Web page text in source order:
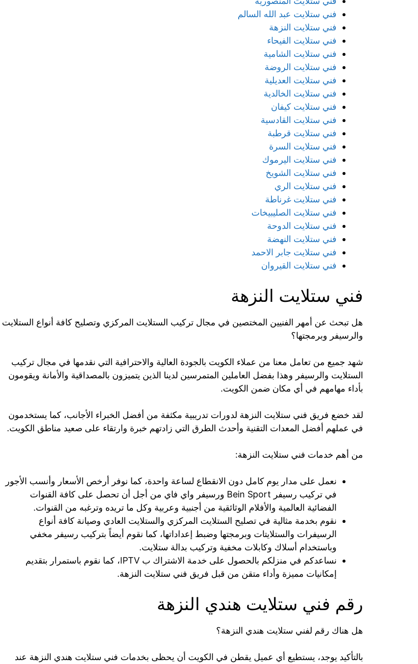
فني ستلايت عبد الله السالم
فني ستلايت النزهة
فني ستلايت الفيحاء
فني ستلايت الشامية
فني ستلايت الروضة
فني ستلايت العديلية
فني ستلايت الخالدية
فني ستلايت كيفان
فني ستلايت القادسية
فني ستلايت قرطبة
فني ستلايت السرة
فني ستلايت اليرموك
فني ستلايت الشويخ
فني ستلايت الري
فني ستلايت غرناطة
فني ستلايت الصليبيخات
فني ستلايت الدوحة
فني ستلايت النهضة
فني ستلايت جابر الاحمد
فني ستلايت القيروان
فني ستلايت النزهة
هل تبحث عن أمهر الفنيين المختصين في مجال تركيب الستلايت المركزي وتصليح كافة أنواع الستلايت
والرسيفر وبرمجتها؟
شهد جميع من تعامل معنا من عملاء الكويت بالجودة العالية والاحترافية التي نقدمها في مجال تركيب
الستلايت والرسيفر وهذا بفضل العاملين المتمرسين لدينا الذين يتميزون بالمصداقية والأمانة ويقومون
بأداء مهامهم في أي مكان ضمن الكويت.
لقد خضع فريق فني ستلايت النزهة لدورات تدريبية مكثفة من أفضل الخبراء الأجانب، كما يستخدمون
في عملهم أفضل المعدات التقنية وأحدث الطرق التي زادتهم خبرة وارتقاء على صعيد مناطق الكويت.
من أهم خدمات فني ستلايت النزهة:
نعمل على مدار يوم كامل دون الانقطاع لساعة واحدة، كما نوفر أرخص الأسعار وأنسب الأجور
في تركيب رسيفر Bein Sport ورسيفر واي فاي من أجل أن تحصل على كافة القنوات
الفضائية العالمية والأفلام الوثائقية من أجنبية وعربية وكل ما تريده وترغبه من القنوات.
نقوم بخدمة مثالية في تصليح الستلايت المركزي والستلايت العادي وصيانة كافة أنواع
الرسيفرات والستلايتات وبرمجتها وضبط إعداداتها، كما نقوم أيضاً بتركيب رسيفر مخفي
وباستخدام أسلاك وكابلات مخفية وتركيب بدالة ستلايت.
نساعدكم في منزلكم بالحصول على خدمة الاشتراك ب IPTV، كما نقوم باستمرار بتقديم
إمكانيات مميزة وأداء متقن من قبل فريق فني ستلايت النزهة.
رقم فني ستلايت هندي النزهة
هل هناك رقم لفني ستلايت هندي النزهة؟
بالتأكيد يوجد، يستطيع أي عميل يقطن في الكويت أن يحظى بخدمات فني ستلايت هندي النزهة عند